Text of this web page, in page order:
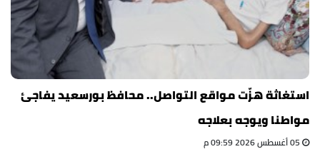
استغاثة هزّت مواقع التواصل.. محافظ بورسعيد يفاجئ
مواطنا ويوجه بعلاجه